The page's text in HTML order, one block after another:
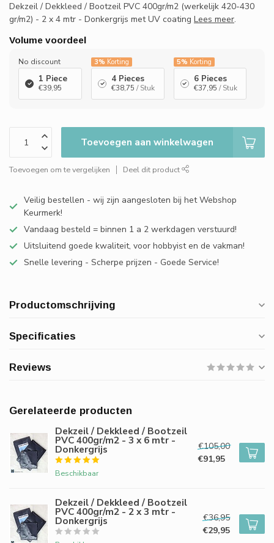
Dekzeil / Dekkleed / Bootzeil PVC 400gr/m2 (werkelijk 420-430
gr/m2) - 2 x 4 mtr - Donkergrijs met UV coating Lees meer.
Volume voordeel
No discount
1 Piece
€39,95
3% Korting
4 Pieces
€38,75 / Stuk
5% Korting
6 Pieces
€37,95 / Stuk
Toevoegen aan winkelwagen
Toevoegen om te vergelijken Deel dit product
Veilig bestellen - wij zijn aangesloten bij het Webshop
Keurmerk!
Vandaag besteld = binnen 1 a 2 werkdagen verstuurd!
Uitsluitend goede kwaliteit, voor hobbyist en de vakman!
Snelle levering - Scherpe prijzen - Goede Service!
Productomschrijving
Specificaties
Reviews
Gerelateerde producten
Dekzeil / Dekkleed / Bootzeil
PVC 400gr/m2 - 3 x 6 mtr -
Donkergrijs
Beschikbaar
€105,00
€91,95
Dekzeil / Dekkleed / Bootzeil
PVC 400gr/m2 - 2 x 3 mtr -
Donkergrijs
€36,95
€29,95